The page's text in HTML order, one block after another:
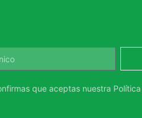
que aceptas nuestra